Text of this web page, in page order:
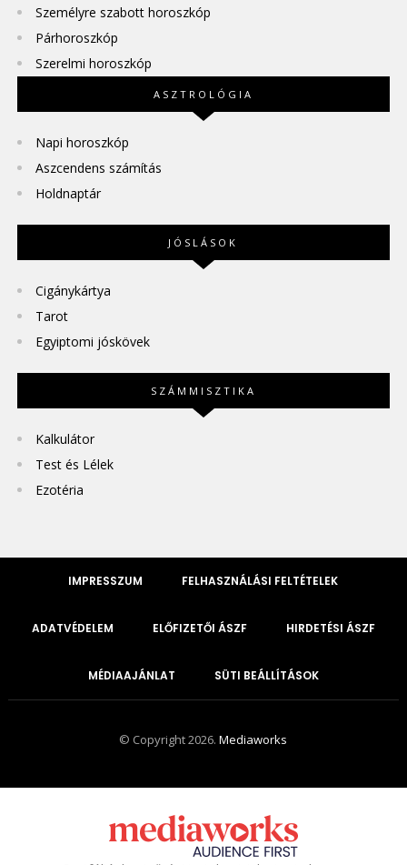
Személyre szabott horoszkóp
Párhoroszkóp
Szerelmi horoszkóp
ASZTROLÓGIA
Napi horoszkóp
Aszcendens számítás
Holdnaptár
JÓSLÁSOK
Cigánykártya
Tarot
Egyiptomi jóskövek
SZÁMMISZTIKA
Kalkulátor
Test és Lélek
Ezotéria
IMPRESSZUM FELHASZNÁLÁSI FELTÉTELEK
ADATVÉDELEM ELŐFIZETŐI ÁSZF HIRDETÉSI ÁSZF
MÉDIAAJÁNLAT SÜTI BEÁLLÍTÁSOK
© Copyright 2026.Mediaworks